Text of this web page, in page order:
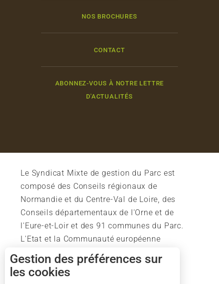
NOS BROCHURES
CONTACT
ABONNEZ-VOUS À NOTRE LETTRE
D'ACTUALITÉS
Le Syndicat Mixte de gestion du Parc est
composé des Conseils régionaux de
Normandie et du Centre-Val de Loire, des
Conseils départementaux de l'Orne et de
l'Eure-et-Loir et des 91 communes du Parc.
L'Etat et la Communauté européenne
soutiennent également l'action du Parc.
Gestion des préférences sur
les cookies